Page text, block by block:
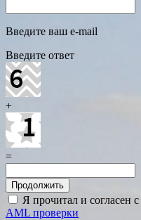
Введите ваш e-mail
Введите ответ
+
=
Я прочитал и согласен с
AML проверки